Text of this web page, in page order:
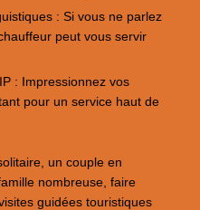
: Si vous ne parlez
peut vous servir
: Impressionnez vos
pour un service haut de
un couple en
nombreuse, faire
guidées touristiques